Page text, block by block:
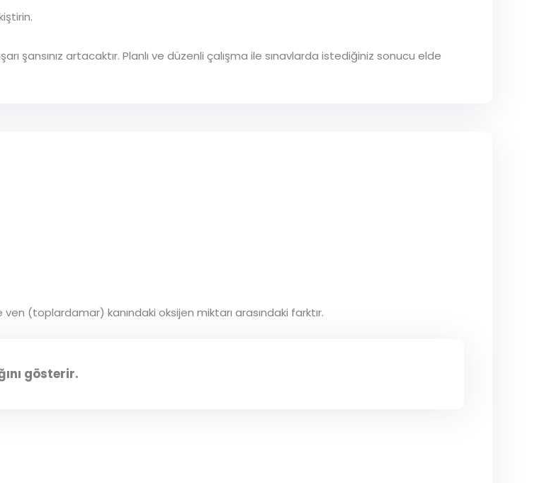
şansınız artacaktır. Planlı ve düzenli çalışma ile sınavlarda istediğiniz sonucu elde
(toplardamar) kanındaki oksijen miktarı arasındaki farktır.
gösterir.